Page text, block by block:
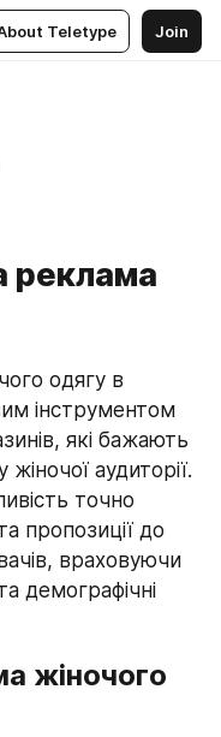
Teletype Join
реклама
одягу в
інструментом
які бажають
аудиторії.
точно
пропозиції до
враховуючи
демографічні